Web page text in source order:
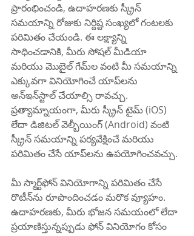
ప్రారంభించండి, ఉదాహరణకు స్క్రీన్
సమయాన్ని రోజుకు నిర్దిష్ట సంఖ్యలో గంటలకు
పరిమితం చేయండి. ఈ లక్ష్యాన్ని
సాధించడానికి, మీరు సోషల్ మీడియా
మరియు మొబైల్ గేమ్‌ల వంటి మీ సమయాన్ని
ఎక్కువగా వినియోగించే యాప్‌లను
అన్‌ఇన్‌స్టాల్ చేయాల్సి రావచ్చు.
ప్రత్యామ్నాయంగా, మీరు స్క్రీన్ టైమ్ (iOS)
లేదా డిజిటల్ వెల్బీయింగ్ (Android) వంటి
స్క్రీన్ సమయాన్ని పర్యవేక్షించే మరియు
పరిమితం చేసే యాప్‌లను ఉపయోగించవచ్చు.
మీ స్మార్ట్‌ఫోన్ వినియోగాన్ని పరిమితం చేసే
రొటీన్‌ను రూపొందించడం మరొక వ్యూహం.
ఉదాహరణకు, మీరు భోజన సమయంలో లేదా
ప్రయాణిస్తున్నప్పుడు ఫోన్ వినియోగం కోసం